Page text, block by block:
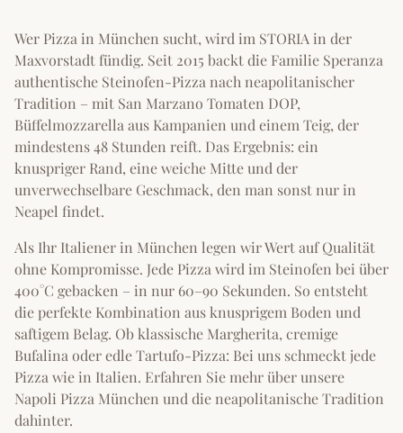
Wer Pizza in München sucht, wird im STORIA in der
Maxvorstadt fündig. Seit 2015 backt die Familie Speranza
authentische Steinofen-Pizza nach neapolitanischer
Tradition – mit San Marzano Tomaten DOP,
Büffelmozzarella aus Kampanien und einem Teig, der
mindestens 48 Stunden reift. Das Ergebnis: ein
knuspriger Rand, eine weiche Mitte und der
unverwechselbare Geschmack, den man sonst nur in
Neapel findet.
Als Ihr Italiener in München legen wir Wert auf Qualität
ohne Kompromisse. Jede Pizza wird im Steinofen bei über
400°C gebacken – in nur 60–90 Sekunden. So entsteht
die perfekte Kombination aus knusprigem Boden und
saftigem Belag. Ob klassische Margherita, cremige
Bufalina oder edle Tartufo-Pizza: Bei uns schmeckt jede
Pizza wie in Italien. Erfahren Sie mehr über unsere
Napoli Pizza München und die neapolitanische Tradition
dahinter.